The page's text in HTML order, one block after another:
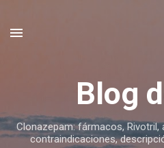
Blog
Clonazepam: fármacos,
contraindicaciones,